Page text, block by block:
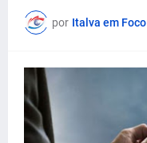
por Italva em Foco